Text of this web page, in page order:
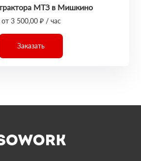
МТЗ в Мишкино
от 3 500,00 ₽ / час
Заказать